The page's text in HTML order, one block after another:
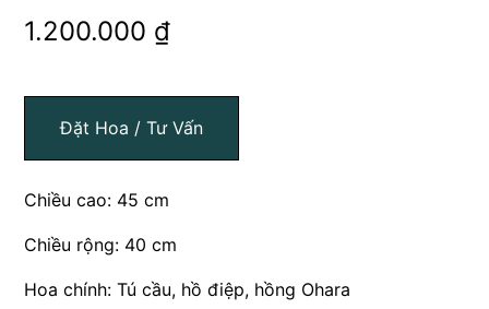
1.200.000 ₫
Đặt Hoa / Tư Vấn
Chiều cao: 45 cm
Chiều rộng: 40 cm
Hoa chính: Tú cầu, hồ điệp, hồng Ohara